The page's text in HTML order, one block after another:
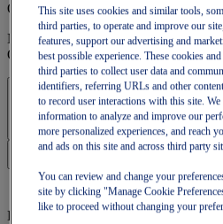
OneASICS-medlemskab
Nyd gratis fragt, gratis returnering,
OneASICS™-medlemsfordele.
Log på | Opret konto
Din kurv er tom
This site uses cookies and similar tools,
third parties, to operate and improve our
features, support our advertising and
best possible experience. These cookies
third parties to collect user data and
identifiers, referring URLs and other
to record user interactions with this site.
information to analyze and improve our
more personalized experiences, and reach
and ads on this site and across third party
You can review and change your
site by clicking "Manage Cookie
like to proceed without changing your